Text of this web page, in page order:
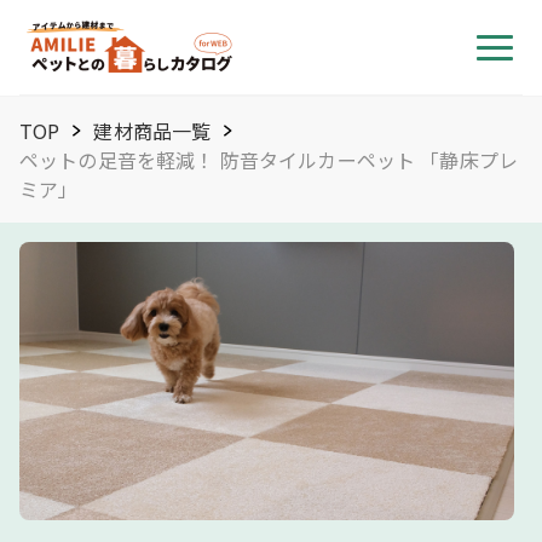
TOP
建材商品一覧
ペットの足音を軽減！ 防音タイルカーペット 「静床プレ
ミア」